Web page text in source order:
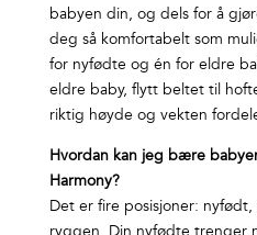
babyen din, og dels for å
deg så komfortabelt som
for nyfødte og én for eldre
eldre baby, flytt beltet til
riktig høyde og vekten
Hvordan kan jeg bære
Harmony?
Det er fire posisjoner: